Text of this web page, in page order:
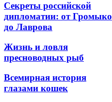
Секреты российской
дипломатии: от Громыко
до Лаврова
Жизнь и ловля
пресноводных рыб
Всемирная история
глазами кошек